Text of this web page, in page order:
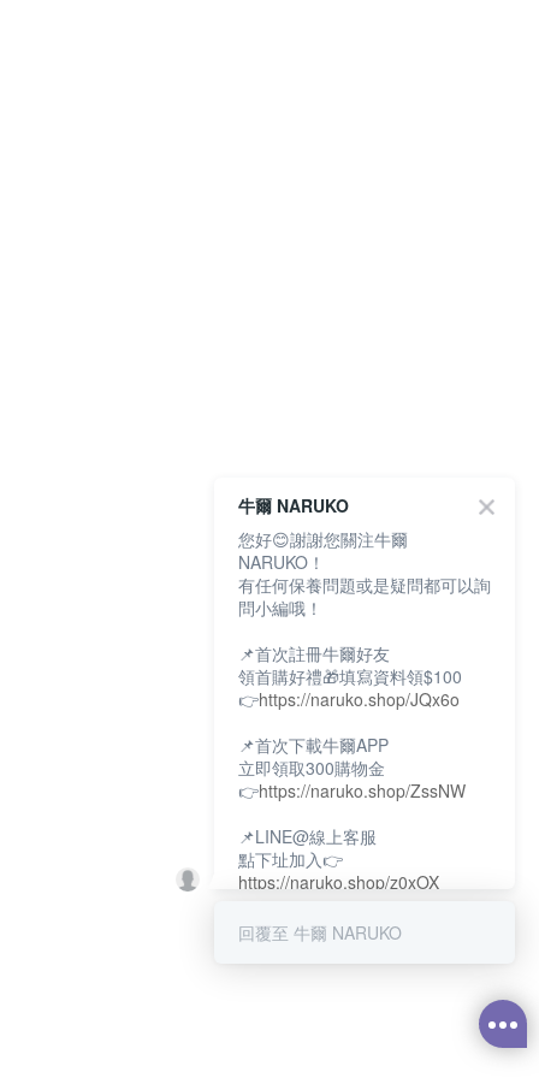
牛爾 NARUKO
您好😊謝謝您關注牛爾
NARUKO！
有任何保養問題或是疑問都可以詢
問小編哦！
📌首次註冊牛爾好友
領首購好禮🎁填寫資料領$100
👉https://naruko.shop/JQx6o
📌首次下載牛爾APP
立即領取300購物金
👉https://naruko.shop/ZssNW
📌LINE@線上客服
點下址加入👉
https://naruko.shop/z0xOX
📌電話客服：02-26581707
回覆至 牛爾 NARUKO